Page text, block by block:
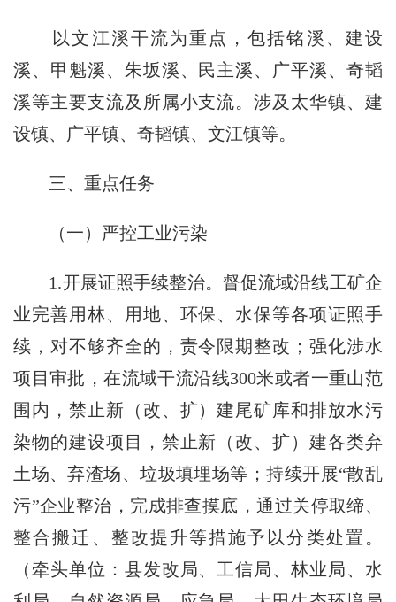
以文江溪干流为重点，包括铭溪、建设
溪、甲魁溪、朱坂溪、民主溪、广平溪、奇韬
溪等主要支流及所属小支流。涉及太华镇、建
设镇、广平镇、奇韬镇、文江镇等。
三、重点任务
（一）严控工业污染
1.开展证照手续整治。督促流域沿线工矿企
业完善用林、用地、环保、水保等各项证照手
续，对不够齐全的，责令限期整改；强化涉水
项目审批，在流域干流沿线300米或者一重山范
围内，禁止新（改、扩）建尾矿库和排放水污
染物的建设项目，禁止新（改、扩）建各类弃
土场、弃渣场、垃圾填埋场等；持续开展“散乱
污”企业整治，完成排查摸底，通过关停取缔、
整合搬迁、整改提升等措施予以分类处置。
（牵头单位：县发改局、工信局、林业局、水